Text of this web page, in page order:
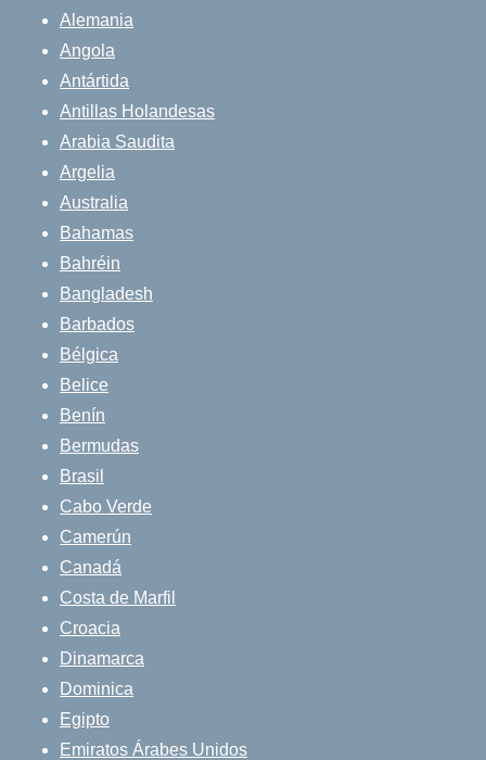
Alemania
Angola
Antártida
Antillas Holandesas
Arabia Saudita
Argelia
Australia
Bahamas
Bahréin
Bangladesh
Barbados
Bélgica
Belice
Benín
Bermudas
Brasil
Cabo Verde
Camerún
Canadá
Costa de Marfil
Croacia
Dinamarca
Dominica
Egipto
Emiratos Árabes Unidos